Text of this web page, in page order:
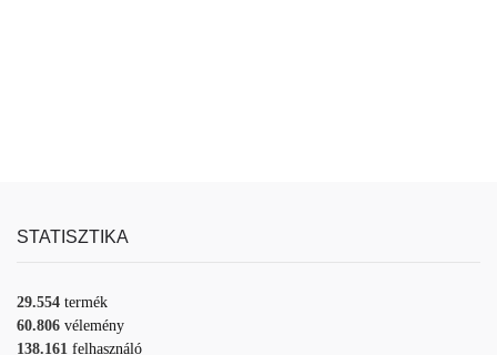
STATISZTIKA
29.554 termék
60.806 vélemény
138.161 felhasználó